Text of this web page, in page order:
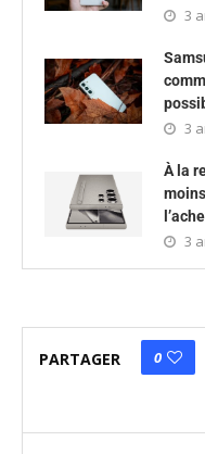
3
3
À la
3
PARTAGER 0